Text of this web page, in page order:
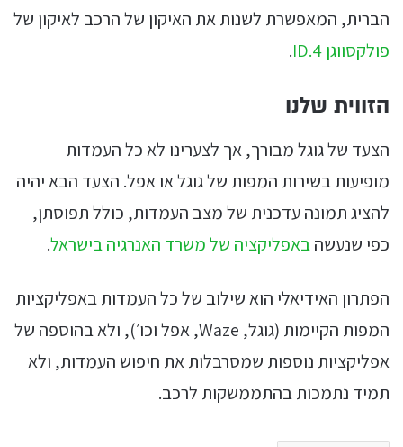
הברית, המאפשרת לשנות את האיקון של הרכב לאיקון של
פולקסווגן ID.4
.
הזווית שלנו
הצעד של גוגל מבורך, אך לצערינו לא כל העמדות
מופיעות בשירות המפות של גוגל או אפל. הצעד הבא יהיה
להציג תמונה עדכנית של מצב העמדות, כולל תפוסתן,
כפי שנעשהבאפליקציה של משרד האנרגיה בישראל.
הפתרון האידיאלי הוא שילוב של כל העמדות באפליקציות
המפות הקיימות (גוגל, Waze, אפל וכו׳), ולא בהוספה של
אפליקציות נוספות שמסרבלות את חיפוש העמדות, ולא
תמיד נתמכות בהתממשקות לרכב.